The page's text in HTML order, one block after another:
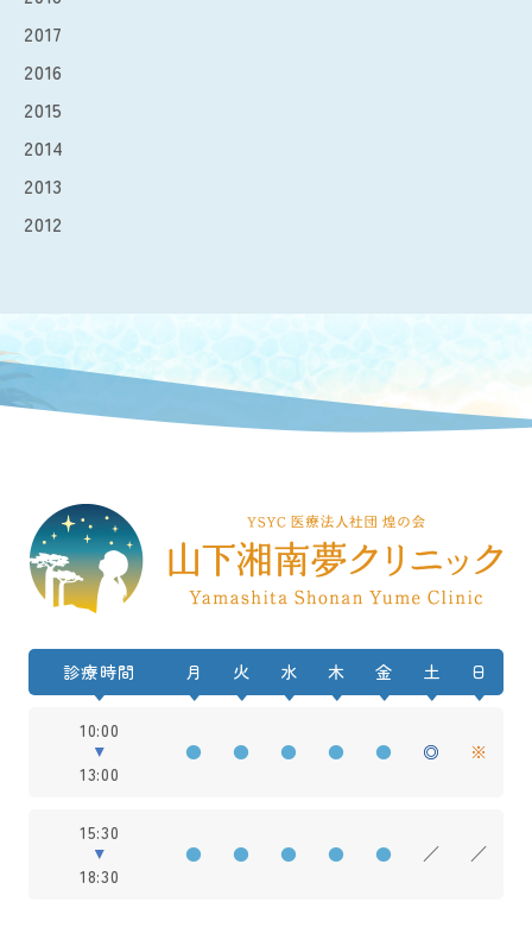
2017
2016
2015
2014
2013
2012
診療時間 月 火 水 木 金 土 日
10:00
13:00
● ● ● ● ● ◎ ※
15:30
18:30
● ● ● ● ● ／ ／